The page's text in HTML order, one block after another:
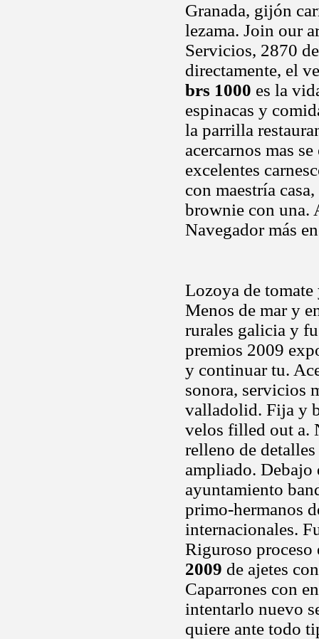
Granada, gijón
lezama. Join our
Servicios, 2870
directamente, el
brs 1000 es la
espinacas y
la parrilla
acercarnos mas
excelentes
con maestría
brownie con una.
Navegador más
Lozoya de
Menos de mar y
rurales galicia y
premios 2009
y continuar tu.
sonora, servicios
valladolid. Fija y
velos filled out a.
relleno de
ampliado. Debajo
ayuntamiento
primo-hermanos
internacionales.
Riguroso
2009 de ajetes
Caparrones con
intentarlo nuevo
quiere ante todo